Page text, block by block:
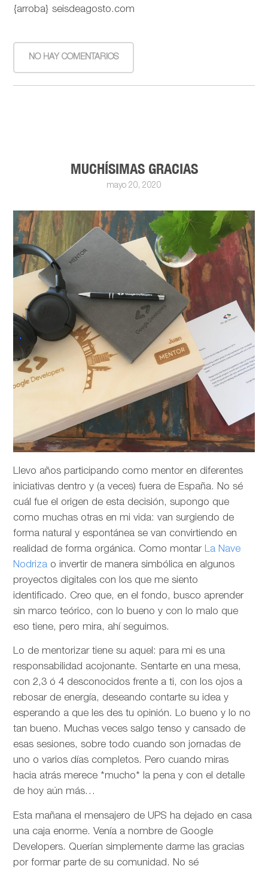
{arroba} seisdeagosto.com
NO HAY COMENTARIOS
MUCHÍSIMAS GRACIAS
mayo 20, 2020
Llevo años participando como mentor en diferentes
iniciativas dentro y (a veces) fuera de España. No sé
cuál fue el origen de esta decisión, supongo que
como muchas otras en mi vida: van surgiendo de
forma natural y espontánea se van convirtiendo en
realidad de forma orgánica. Como montar La Nave
Nodriza o invertir de manera simbólica en algunos
proyectos digitales con los que me siento
identificado. Creo que, en el fondo, busco aprender
sin marco teórico, con lo bueno y con lo malo que
eso tiene, pero mira, ahí seguimos.
Lo de mentorizar tiene su aquel: para mi es una
responsabilidad acojonante. Sentarte en una mesa,
con 2,3 ó 4 desconocidos frente a ti, con los ojos a
rebosar de energía, deseando contarte su idea y
esperando a que les des tu opinión. Lo bueno y lo no
tan bueno. Muchas veces salgo tenso y cansado de
esas sesiones, sobre todo cuando son jornadas de
uno o varios días completos. Pero cuando miras
hacia atrás merece *mucho* la pena y con el detalle
de hoy aún más…
Esta mañana el mensajero de UPS ha dejado en casa
una caja enorme. Venía a nombre de Google
Developers. Querían simplemente darme las gracias
por formar parte de su comunidad. No sé